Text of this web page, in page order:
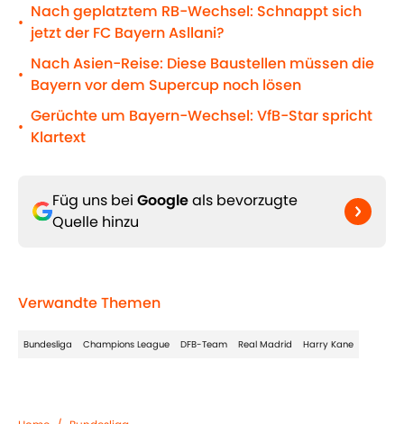
•
Nach geplatztem RB-Wechsel: Schnappt sich
jetzt der FC Bayern Asllani?
•
Nach Asien-Reise: Diese Baustellen müssen die
Bayern vor dem Supercup noch lösen
•
Gerüchte um Bayern-Wechsel: VfB-Star spricht
Klartext
Füg uns bei Googleals bevorzugte
Quelle hinzu
Verwandte Themen
Bundesliga Champions League DFB-Team Real Madrid Harry Kane